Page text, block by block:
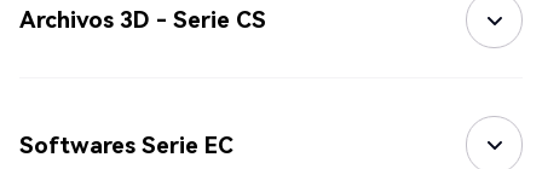
Archivos 3D - Serie CS
Softwares Serie EC